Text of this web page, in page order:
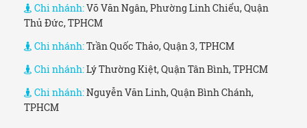
Chi nhánh:Võ Văn Ngân, Phường Linh Chiểu, Quận
Thủ Đức, TPHCM
Chi nhánh:Trần Quốc Thảo, Quận 3, TPHCM
Chi nhánh:Lý Thường Kiệt, Quận Tân Bình, TPHCM
Chi nhánh:Nguyễn Văn Linh, Quận Bình Chánh,
TPHCM